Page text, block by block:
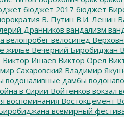
бюджет 2017 бюджет
В. Путин В.И. Ленин
Дранников вандализм
велопробег велосипед
жилье Вечерний Биробиджан
Виктор Ишаев Виктор Орёл
Сахаровский Владимир
водоналивные дамбы
в Сирии Войтенков вокзал
воспоминания Востокцемент
всемирный